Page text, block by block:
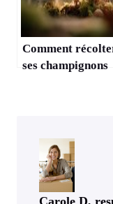
Comment
ses champignons
Carole D,